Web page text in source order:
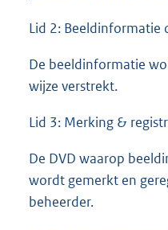
Lid 2: Beeldinformatie
De beeldinformatie
wijze verstrekt.
Lid 3: Merking &
De DVD waarop
wordt gemerkt en
beheerder.